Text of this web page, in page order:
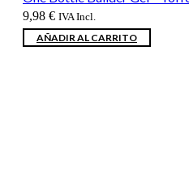
9,98 € IVA Incl.
AÑADIR AL CARRITO